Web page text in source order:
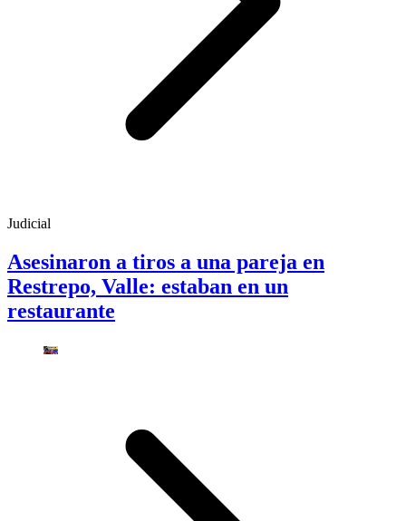
Judicial
Asesinaron a tiros a una pareja en
Restrepo, Valle: estaban en un
restaurante